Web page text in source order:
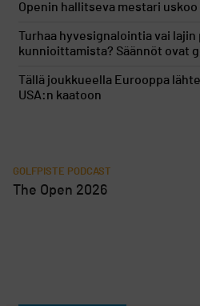
Openin hallitseva mestari uskoo
Turhaa hyvesignalointia vai
kunnioittamista? Säännöt ovat
Tällä joukkueella Eurooppa
USA:n kaatoon
GOLFPISTE PODCAST
The Open 2026